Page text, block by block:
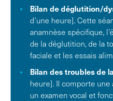
Bilan de déglutition/
d’une heure]. Cette
anamnèse spécifique,
de la déglutition, de la
faciale et les essais
Bilan des troubles de
heure]. Il comporte
un examen vocal et